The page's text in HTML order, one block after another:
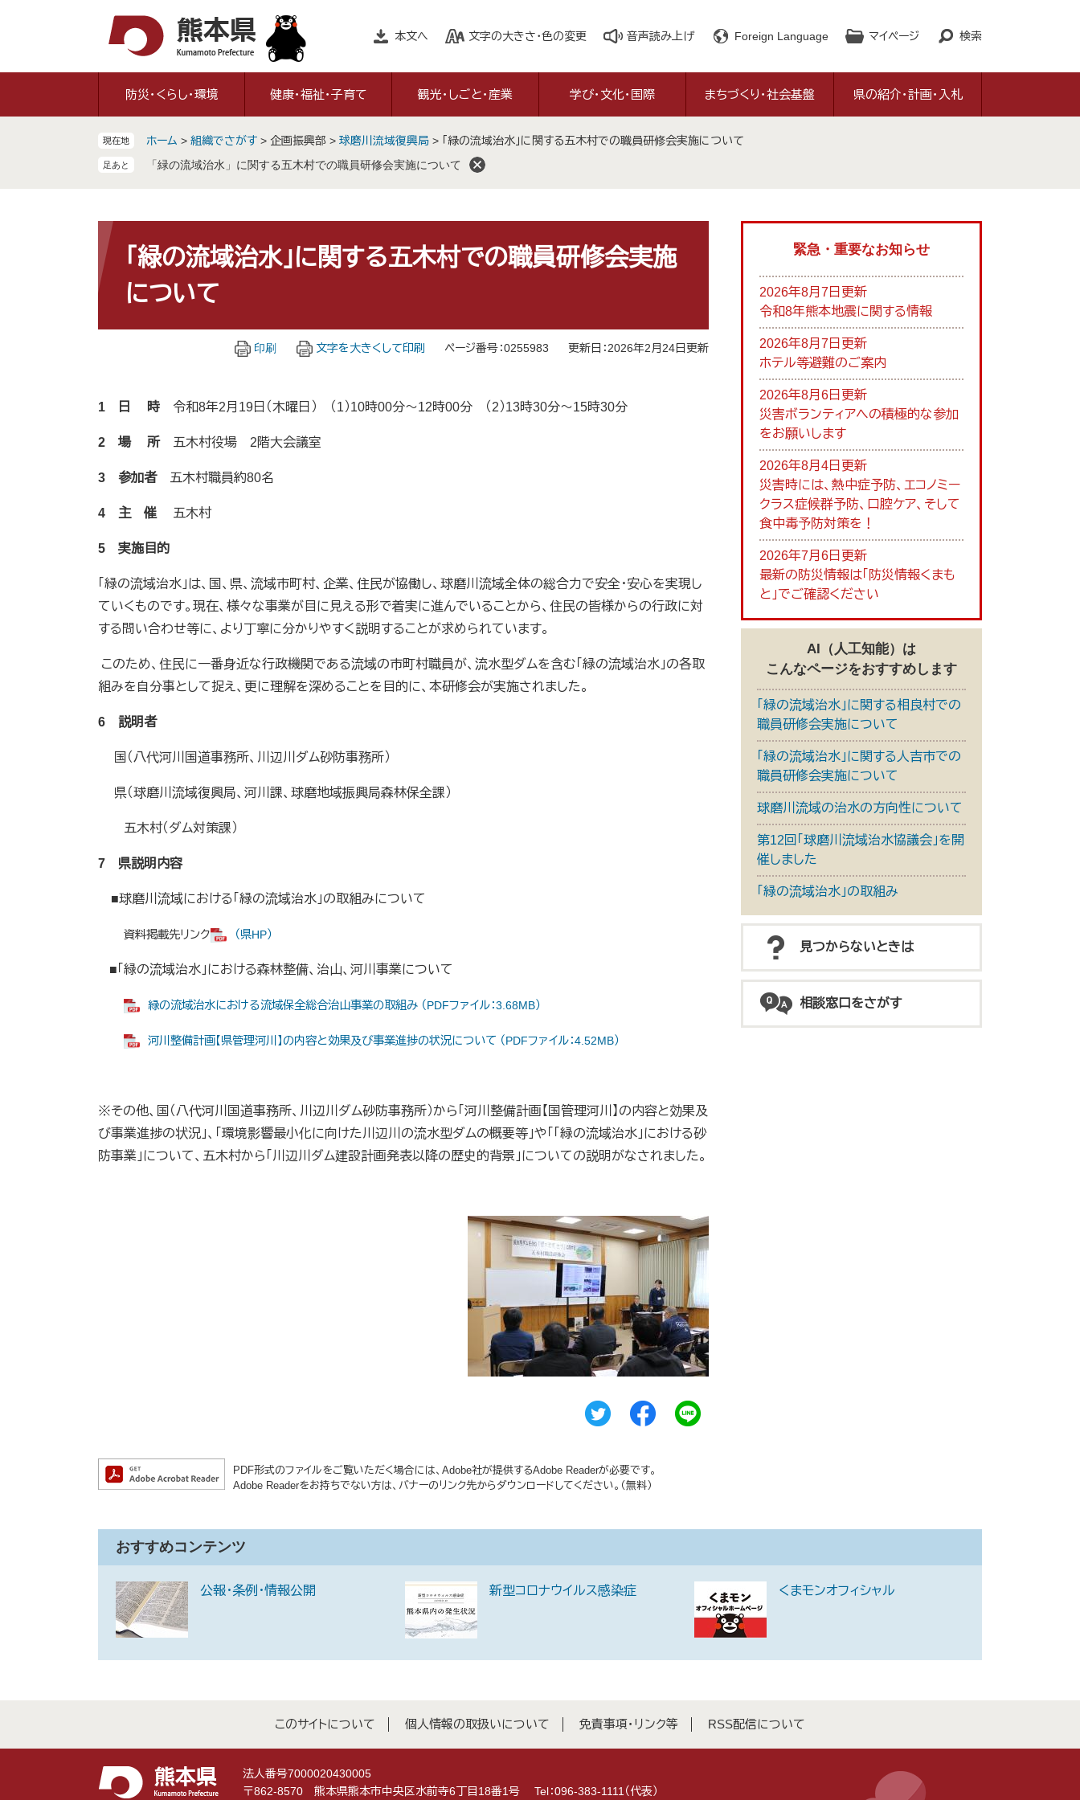
本文へ 文字の大きさ・色の変更 音声読み上げ Foreign Language マイページ 検索
防災・くらし・環境 健康・福祉・子育て 観光・しごと・産業 学び・文化・国際 まちづくり・社会基盤 県の紹介・計画・入札
現在地 ホーム > 組織でさがす > 企画振興部 > 球磨川流域復興局 > 「緑の流域治水」に関する五木村での職員研修会実施について
「緑の流域治水」に関する五木村での職員研修会実施について
文
「緑の流域治水」に関する五木村での職員研修会実施
について
印刷 文字を大きくして印刷 ページ番号：0255983 更新日：2026年2月24日更新
1 日 時 令和8年2月19日（木曜日） （1）10時00分～12時00分 （2）13時30分～15時30分
2 場 所五木村役場 2階大会議室
3 参加者五木村職員約80名
4 主 催 五木村
5 実施目的
「緑の流域治水」は、国、県、流域市町村、企業、住民が協働し、球磨川流域全体の総合力で安全・安心を実現し
ていくものです。現在、様々な事業が目に見える形で着実に進んでいることから、住民の皆様からの行政に対
する問い合わせ等に、より丁寧に分かりやすく説明することが求められています。
このため、住民に一番身近な行政機関である流域の市町村職員が、流水型ダムを含む「緑の流域治水」の各取
組みを自分事として捉え、更に理解を深めることを目的に、本研修会が実施されました。
6 説明者
国（八代河川国道事務所、川辺川ダム砂防事務所）
県（球磨川流域復興局、河川課、球磨地域振興局森林保全課）
五木村（ダム対策課）
7 県説明内容
■球磨川流域における「緑の流域治水」の取組みについて
資料掲載先リンク （県HP）
■​「緑の流域治水」における森林整備、治山、河川事業について
緑の流域治水における流域保全総合治山事業の取組み （PDFファイル：3.68MB）
河川整備計画【県管理河川】の内容と効果及び事業進捗の状況について （PDFファイル：4.52MB）
※その他、国（八代河川国道事務所、川辺川ダム砂防事務所）から「河川整備計画【国管理河川】の内容と効果及
び事業進捗の状況」、「環境影響最小化に向けた川辺川の流水型ダムの概要等」や「「緑の流域治水」における砂
防事業」について、五木村から「川辺川ダム建設計画発表以降の歴史的背景」についての説明がなされました。
PDF形式のファイルをご覧いただく場合には、Adobe社が提供するAdobe Readerが必要です。
Adobe Readerをお持ちでない方は、バナーのリンク先からダウンロードしてください。（無料）
緊急・重要なお知らせ
2026年8月7日更新
令和8年熊本地震に関する情報
2026年8月7日更新
ホテル等避難のご案内
2026年8月6日更新
災害ボランティアへの積極的な参加
をお願いします
2026年8月4日更新
災害時には、熱中症予防、エコノミー
クラス症候群予防、口腔ケア、そして
食中毒予防対策を！
2026年7月6日更新
最新の防災情報は「防災情報くまも
と」でご確認ください
AI（人工知能）は
こんなページをおすすめします
「緑の流域治水」に関する相良村での
職員研修会実施について
「緑の流域治水」に関する人吉市での
職員研修会実施について
球磨川流域の治水の方向性について
第12回「球磨川流域治水協議会」を開
催しました
「緑の流域治水」の取組み
見つからないときは
相談窓口をさがす
おすすめコンテンツ
公報・条例・情報公開 新型コロナウイルス感染症 くまモンオフィシャル
このサイトについて 個人情報の取扱いについて 免責事項・リンク等 RSS配信について
法人番号7000020430005
〒862-8570 熊本県熊本市中央区水前寺6丁目18番1号
Tel：096-383-1111（代表）